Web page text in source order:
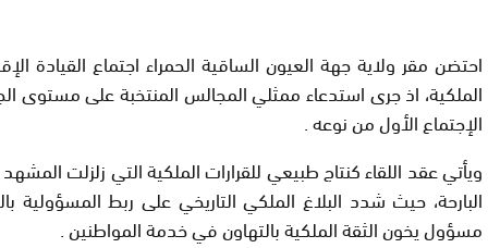
احتضن مقر ولاية جهة العيون الساقية الحمراء اجتماع القيادة
الملكية، اذ جرى استدعاء ممثلي المجالس المنتخبة على مستوى
الإجتماع الأول من نوعه .
ويأتي عقد اللقاء كنتاج طبيعي للقرارات الملكية التي زلزلت
البارحة، حيث شدد البلاغ الملكي التاريخي على ربط
مسؤول يخون الثقة الملكية بالتهاون في خدمة المواطنين .